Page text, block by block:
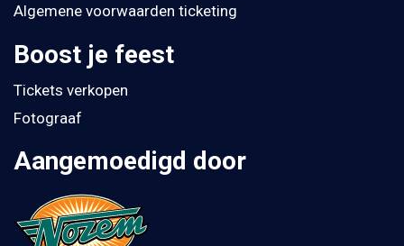
Algemene voorwaarden ticketing
Boost je feest
Tickets verkopen
Fotograaf
Aangemoedigd door